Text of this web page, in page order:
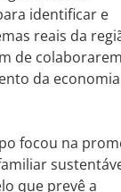
identificar e
reais da
de colaborarem
da economia
focou na
que prevê a